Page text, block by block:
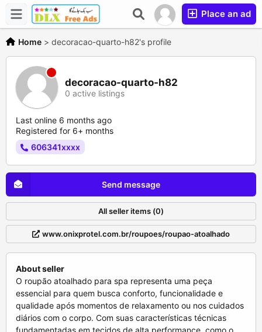
Place an ad
Home > decoracao-quarto-h82's profile
decoracao-quarto-h82
0 active listings
Last online 6 months ago
Registered for 6+ months
606341xxxx
Send message
All seller items (0)
www.onixprotel.com.br/roupoes/roupao-atoalhado
About seller
O roupão atoalhado para spa representa uma peça essencial para quem busca conforto, funcionalidade e qualidade após momentos de relaxamento ou nos cuidados diários com o corpo. Com suas características técnicas fundamentadas em tecidos de alta performance, como o 100% algodão em felpa, o roupão proporciona uma combinação de maciez, absorção eficiente e durabilidade superior. Para clientes exigentes que buscam a melhor experiência, seja para uso próprio ou como presente sofisticado, entender os detalhes da composição, tecnologia têxtil e benefícios é crucial. Este artigo aprofunda o universo do roupão atoalhado para spa, abordando desde a escolha do tecido, até as diferenças práticas percebidas no conforto, tempo de secagem, e adequação a diversos públicos e necessidades.Antes de analisarmos as especificidades do roupão, é importante compreender a razão pela qual consumidores buscam este tipo de produto. A combinação de funcionalidade e um toque agradável à pele traduz diretamente em satisfação na experiência de uso, especialmente para quem valoriza momentos de autocuidado ou deseja oferecer um produto que remeta ao luxo dos spas, hotéis e clínicas de bem-estar.Composição e Tecidos: Por Que o Algodão Terry É a Escolha PrincipalO termo “atoalhado” refere-se precisamente ao tipo de tecido utilizado na fabricação do roupão, conhecido como algodão terry ou felpa. Este tecido é caracterizado por sua estrutura de looped pile fabric, onde pequenas laçadas se formam na superfície do tecido para maximizar a absorbência. Entender a gênese e as variantes do algodão terry ajuda a distinguir roupões de cargo inferior e destacar produtos premium das marcas consolidadas, como Buddemeyer, Karsten e Dohler.Algodão 100% e a Importância do Fio LongoA qualidade do algodão utilizado impacta diretamente no toque, durabilidade e performance do roupão. O algodão de fibra longa, como o egípcio ou pima, apresenta fibras mais resistentes e finas, que promovem um acabamento suave, mesmo após diversas lavagens. Isso evita o aspecto áspero e o desgaste precoce das laçadas, garantindo o soft-touch finish tão valorizado em roupões para spa.GSM (Gramas por Metro Quadrado): Peso Ideal para Absorção e SecagemUm dos indicadores mais importantes ao avaliar roupões atoalhados é o GSM, que representa o peso do tecido por metro quadrado. Roupões para spa geralmente têm GSM variando entre 350 e 450. Valores mais altos conferem maior absorção e sensação de luxo, enquanto pesos moderados proporcionam melhor secagem e leveza para uso diário. Marcas como Teka e Santista investem em GSM balanceado para equilibrar esses atributos, favorecendo a utilização mesmo em climas mais úmidos.Tratamentos Têxteis: Maciez Duradoura e Propriedades AntialérgicasAlém da matéria-prima, o acabamento do tecido é fundamental. Tratamentos de amaciante permanentes garantem que o roupão mantenha sua maciez após sucessivas lavagens. Produtos de alta qualidade também passam por processos de neutralização química e não utilizam compostos agressivos, assegurando que a peça seja hipoalergênica e ideal para peles sensíveis, minimizando irritações e alergias.Avançando, a compreensão das tecnologias aplicadas no roupão atoalhado para spa permite avaliar não apenas o conforto, mas a sua praticidade e adequação ao uso cotidiano.Benefícios Funcionais: Conforto, Absorção e Secagem RápidaO uso de um roupão atoalhado para spa transcende a mera proteção contra o frio; envolve a absorção eficiente da umidade e a sensação aconchegante que influencia diretamente o bem-estar do usuário. Reconhecer a capacidade desses tecidos em resolver dores comuns do consumidor é fundamental na escolha perfeita do produto pelo comprador online.Alta Absorção da Umidade para Uso Pós-BanhoO sistema de loops no tecido felpa é projetado para absorver e reter grandes volumes de água. Isso faz com que o roupão atoalhado ofereça uma secagem rápida do corpo, reduzindo aquela sensação desconfortável da umidade residual. Avaliações e testes indicam que roupões com GSM acima de 400 g/m² conseguem reter até 7 vezes seu peso em água, elevando o grau de absorção e conforto.Tecnologia Quick-Dry: Eficiência para Uso DiárioAlgumas marcas empregam fios com tecnologia quick-dry ou tratamentos que aceleram a evaporação da umidade, permitindo que o roupão seque rapidamente após o uso. Essa característica é indispensável para quem busca um produto funcional para uso contínuo, especialmente em regiões com climas úmidos, onde a proliferação de fungos e odorização são preocupações constantes.Maciez e Toque Suave Persistente Após Lavagens RepetidasA preocupação em manter a maciez é solucionada por processos de acabamento avançados aliados a uma composição 100% algodão puro e compactado. O toque suave está diretamente ligado ao fator de durabilidade do tecido contra pilling e afinamento das laçadas, algo evidenciado em estudos de resistência têxtil. Assim, o usuário desfruta de conforto prolongado, com roupões que parecem novos por meses.Além dos benefícios técnicos, o aspecto estético e a versatilidade dos roupões atuam como diferenciais críticos para o consumidor na sua decisão de compra.Design, Tamanhos e Cores: Versatilidade para Todos os PerfisUm bom roupão atoalhado para spa deve contemplar não apenas a funcionalidade, mas também atender ao gosto estético e às necessidades físicas de diferentes usuários. A experiência positiva fortalece o vínculo com a marca e cria oportunidades para uso em contextos diversos, de spa doméstico a presentes corporativos.Guia de Tamanhos: Do P ao Plus Size para Maior InclusãoConsiderar a amplitude do size guide é decisivo para a satisfação do cliente. Marcas líderes oferecem roupões em múltiplos tamanhos, incluindo P, M, G, GG e opções plus size, que asseguram conforto sem apertos nem folgas exageradas. O ajuste não apenas influencia o visual, mas a funcionalidade na hora de movimentar-se, proteger do frio e garantir volume suficiente para a absorção.Modelos Unissex e Caimento PersonalizadoA predominância do design unissex atende às demandas do mercado atual e simplifica a escolha para compras corporativas ou casais. Corte anatômico, a presença de faixas ajustáveis e bolsos funcionais agregam valor sem perder a elegância. O equilíbrio entre fluidez do caimento e estrutura é resultado de técnicas avançadas de modelagem e costura com durable stitching para evitar deformações no uso prolongado.Paleta de Cores e Resistência à DescoloraçãoO roupão atoalhado para spa disponível em diversas tonalidades possibilita o alinhamento com a decoração do banheiro ou o estilo pessoal do usuário. Cores sóbrias e neutras, como branco, bege, cinza e azul marinho, predominam pela associação à limpeza e relaxamento, mas opções modernas também incluem tons pastel e tons vibrantes. A color fastness certificada por testes ISO assegura que a cor permanecerá viva mesmo após múltiplas lavagens, sem manchas ou desbotamentos.Junto aos aspectos visuais e práticos, as técnicas de fabricação e a qualidade percebida têm papel fundamental na decisão de compra online, impactando diretamente a satisfação pós-aquisição.Durabilidade e Manutenção: Garantindo Investimento em QualidadeO roupão atoalhado para spa deve manter seu desempenho e aparência, mesmo diante do uso intensivo e lavagens frequentes. Com base em padrões internacionais da indústria têxtil, provas e avaliações de desgaste são essenciais para validar a longevidade do produto e a confiança do consumidor online.Costura e Acabamento: Pré-Requisitos Para ResistênciaDetalhes como durable stitching com pontos reforçados são fundamentais para evitar desfiamentos e rasgos nas áreas de maior tensão — ombros, cinto e bolsos. Costuras overlock, blindadas e reforçadas demonstram a excelência da fabricação, prolongando a vida útil do roupão sem comprometer o conforto e a estética.Instruções de Lavagem e Cuidados para Preservar o TecidoSeguir as orientações específicas para lavagem (como evitar água quente em excesso, utilizar detergentes neutros e não usar alvejantes) assegura que a peça mantenha a integridade das fibras e as propriedades do tecido. A secagem ao ar livre e a atenção ao uso de secadoras são igualmente importantes para evitar o encolhimento e o desgaste precoce do algodão terry.Indicadores de Qualidade em Roupões Premium versus Opções EconômicasConsumidores experientes valorizam certificados de conformidade e selos de qualidade, como o selo OEKO-TEX, que assegura ausência de substâncias nocivas. Comparativamente, roupões despa premium oferecem não apenas conforto e absorção superior, mas também durabilidade comprovada por testes de abrasão e manutenção da cor, justificando um investimento maior para quem prioriza qualidade.Em seguida, uma síntese objetiva para ajudar o consumidor na escolha assertiva, conciliando expectativas técnicas e práticas ao realizar uma compra online satisfatória.Resumo Prático: Como Escolher o Roupão Atoalhado para Spa IdealConfirmação básica no size chart evita trocas e frustração, garantindo que o caimento e a funcionalidade estejam alinhados ao perfil do usuário. Pesquise a gramatura do tecido (GSM) adequada ao clima local: mais pesado para regiões frias ou temporais, e mais leve para ambientes quentes ou abafados. Verifique sempre as instruções de cuidados para assegurar longevidade e funcionamento das fibras, evitando processos que possam comprometer a maciez e a absorção.Busque roupões com 100% algodão ou misturas com alto percentual de algodão para garantir a resistência, toque agradável e propriedades naturais. Prefira produtos com acabamento que apresente certificação antialérgica e tratamento para secagem rápida, principalmente para peles sensíveis ou uso intensivo após atividades físicas ou banhos diários. A escolha da cor deve respeitar o gosto pessoal e a decoração do ambiente, sem esquecer da resistência à lavagem, fundamental para o uso prolongado.Ao priorizar aspectos técnicos e benefícios práticos, você assegura não apenas um pr